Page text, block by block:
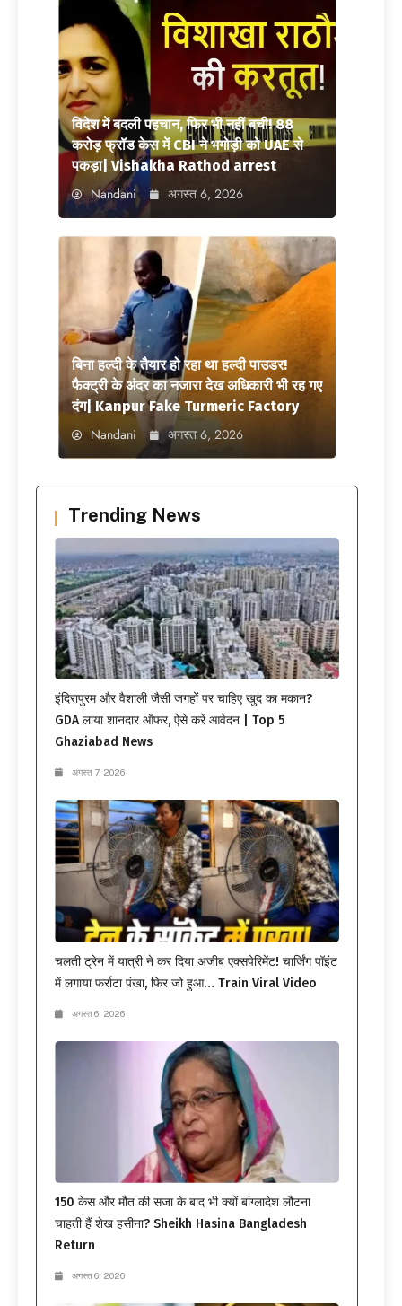
विदेश में बदली पहचान, फिर भी नहीं बची! 88
करोड़ फ्रॉड केस में CBI ने भगोड़ी को UAE से
पकड़ा| Vishakha Rathod arrest
Nandani अगस्त 6, 2026
बिना हल्दी के तैयार हो रहा था हल्दी पाउडर!
फैक्ट्री के अंदर का नजारा देख अधिकारी भी रह गए
दंग| Kanpur Fake Turmeric Factory
Nandani अगस्त 6, 2026
Trending News
इंदिरापुरम और वैशाली जैसी जगहों पर चाहिए खुद का मकान?
GDA लाया शानदार ऑफर, ऐसे करें आवेदन | Top 5
Ghaziabad News
अगस्त 7, 2026
चलती ट्रेन में यात्री ने कर दिया अजीब एक्सपेरिमेंट! चार्जिंग पॉइंट
में लगाया फर्राटा पंखा, फिर जो हुआ… Train Viral Video
अगस्त 6, 2026
150 केस और मौत की सजा के बाद भी क्यों बांग्लादेश लौटना
चाहती हैं शेख हसीना? Sheikh Hasina Bangladesh
Return
अगस्त 6, 2026